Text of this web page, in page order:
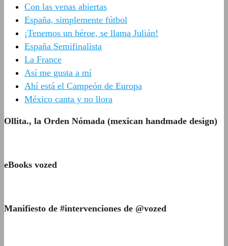
Con las venas abiertas
España, simplemente fútbol
¡Tenemos un héroe, se llama Julián!
España Semifinalista
La France
Así me gusta a mí
Ahí está el Campeón de Europa
México canta y no llora
Ollita., la Orden Nómada (mexican handmade design)
eBooks vozed
Manifiesto de #intervenciones de @vozed